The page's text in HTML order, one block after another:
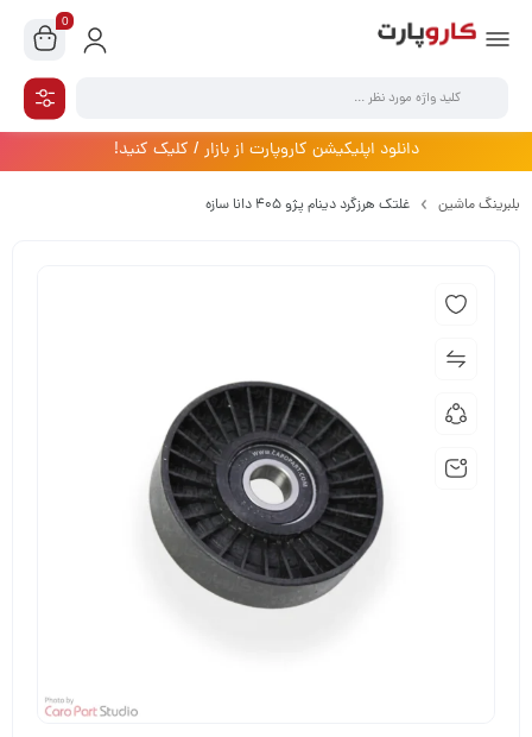
0
دانلود اپلیکیشن کاروپارت از بازار / کلیک کنید!
بلبرینگ ماشین غلتک هرزگرد دینام پژو 405 دانا سازه